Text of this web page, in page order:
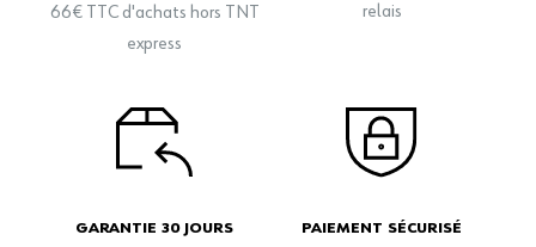
66€ TTC d'achats hors TNT
express
relais
GARANTIE 30 JOURS PAIEMENT SÉCURISÉ